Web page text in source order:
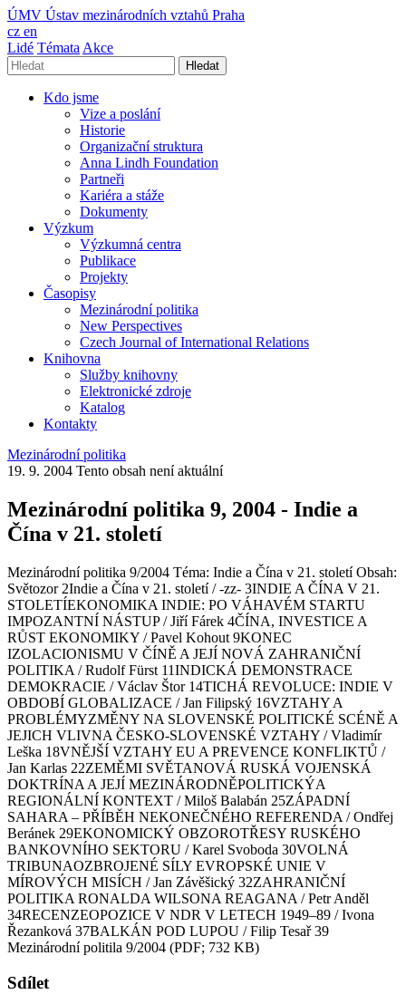
ÚMV Ústav mezinárodních vztahů Praha
cz en
Lidé Témata Akce
Hledat
Kdo jsme
Vize a poslání
Historie
Organizační struktura
Anna Lindh Foundation
Partneři
Kariéra a stáže
Dokumenty
Výzkum
Výzkumná centra
Publikace
Projekty
Časopisy
Mezinárodní politika
New Perspectives
Czech Journal of International Relations
Knihovna
Služby knihovny
Elektronické zdroje
Katalog
Kontakty
Mezinárodní politika
19. 9. 2004 Tento obsah není aktuální
Mezinárodní politika 9, 2004 - Indie a
Čína v 21. století
Mezinárodní politika 9/2004 Téma: Indie a Čína v 21. století Obsah:
Světozor 2Indie a Čína v 21. století / -zz- 3INDIE A ČÍNA V 21.
STOLETÍEKONOMIKA INDIE: PO VÁHAVÉM STARTU
IMPOZANTNÍ NÁSTUP / Jiří Fárek 4ČÍNA, INVESTICE A
RŮST EKONOMIKY / Pavel Kohout 9KONEC
IZOLACIONISMU V ČÍNĚ A JEJÍ NOVÁ ZAHRANIČNÍ
POLITIKA / Rudolf Fürst 11INDICKÁ DEMONSTRACE
DEMOKRACIE / Václav Štor 14TICHÁ REVOLUCE: INDIE V
OBDOBÍ GLOBALIZACE / Jan Filipský 16VZTAHY A
PROBLÉMYZMĚNY NA SLOVENSKÉ POLITICKÉ SCÉNĚ A
JEJICH VLIVNA ČESKO-SLOVENSKÉ VZTAHY / Vladimír
Leška 18VNĚJŠÍ VZTAHY EU A PREVENCE KONFLIKTŮ /
Jan Karlas 22ZEMĚMI SVĚTANOVÁ RUSKÁ VOJENSKÁ
DOKTRÍNA A JEJÍ MEZINÁRODNĚPOLITICKÝA
REGIONÁLNÍ KONTEXT / Miloš Balabán 25ZÁPADNÍ
SAHARA – PŘÍBĚH NEKONEČNÉHO REFERENDA / Ondřej
Beránek 29EKONOMICKÝ OBZOROTŘESY RUSKÉHO
BANKOVNÍHO SEKTORU / Karel Svoboda 30VOLNÁ
TRIBUNAOZBROJENÉ SÍLY EVROPSKÉ UNIE V
MÍROVÝCH MISÍCH / Jan Závěšický 32ZAHRANIČNÍ
POLITIKA RONALDA WILSONA REAGANA / Petr Anděl
34RECENZEOPOZICE V NDR V LETECH 1949–89 / Ivona
Řezanková 37BALKÁN POD LUPOU / Filip Tesař 39
Mezinárodní politila 9/2004 (PDF; 732 KB)
Sdílet